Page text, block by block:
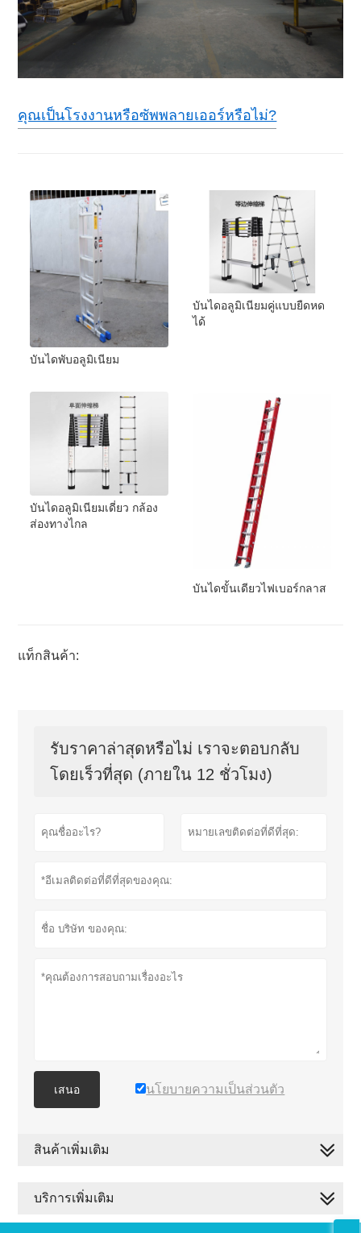
คุณเป็นโรงงานหรือซัพพลายเออร์หรือไม่?
บันไดพับอลูมิเนียม
บันไดอลูมิเนียมคู่แบบยืดหด
ได้
บันไดอลูมิเนียมเดี่ยว กล้อง
ส่องทางไกล
บันไดขั้นเดียวไฟเบอร์กลาส
แท็กสินค้า:
รับราคาล่าสุดหรือไม่ เราจะตอบกลับ
โดยเร็วที่สุด (ภายใน 12 ชั่วโมง)
เสนอ นโยบายความเป็นส่วนตัว
สินค้าเพิ่มเติม
บริการเพิ่มเติม